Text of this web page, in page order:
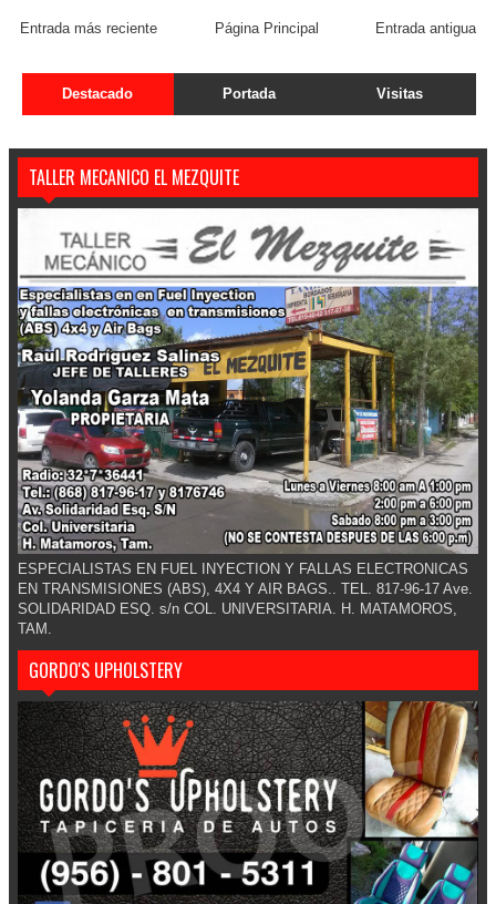
Entrada más reciente Entrada antigua
Página Principal
Destacado Portada Visitas
TALLER MECANICO EL MEZQUITE
ESPECIALISTAS EN FUEL INYECTION Y FALLAS ELECTRONICAS
EN TRANSMISIONES (ABS), 4X4 Y AIR BAGS.. TEL. 817-96-17 Ave.
SOLIDARIDAD ESQ. s/n COL. UNIVERSITARIA. H. MATAMOROS,
TAM.
GORDO'S UPHOLSTERY